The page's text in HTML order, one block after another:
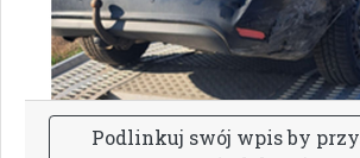
Podlinkuj swój wpisby przy